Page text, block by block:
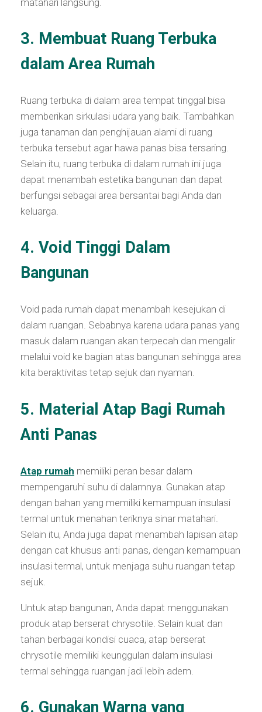
3. Membuat Ruang Terbuka
dalam Area Rumah
Ruang terbuka di dalam area tempat tinggal bisa
memberikan sirkulasi udara yang baik. Tambahkan
juga tanaman dan penghijauan alami di ruang
terbuka tersebut agar hawa panas bisa tersaring.
Selain itu, ruang terbuka di dalam rumah ini juga
dapat menambah estetika bangunan dan dapat
berfungsi sebagai area bersantai bagi Anda dan
keluarga.
4. Void Tinggi Dalam
Bangunan
Void pada rumah dapat menambah kesejukan di
dalam ruangan. Sebabnya karena udara panas yang
masuk dalam ruangan akan terpecah dan mengalir
melalui void ke bagian atas bangunan sehingga area
kita beraktivitas tetap sejuk dan nyaman.
5. Material Atap Bagi Rumah
Anti Panas
Atap rumah memiliki peran besar dalam
mempengaruhi suhu di dalamnya. Gunakan atap
dengan bahan yang memiliki kemampuan insulasi
termal untuk menahan teriknya sinar matahari.
Selain itu, Anda juga dapat menambah lapisan atap
dengan cat khusus anti panas, dengan kemampuan
insulasi termal, untuk menjaga suhu ruangan tetap
sejuk.
Untuk atap bangunan, Anda dapat menggunakan
produk atap berserat chrysotile. Selain kuat dan
tahan berbagai kondisi cuaca, atap berserat
chrysotile memiliki keunggulan dalam insulasi
termal sehingga ruangan jadi lebih adem.
6. Gunakan Warna yang